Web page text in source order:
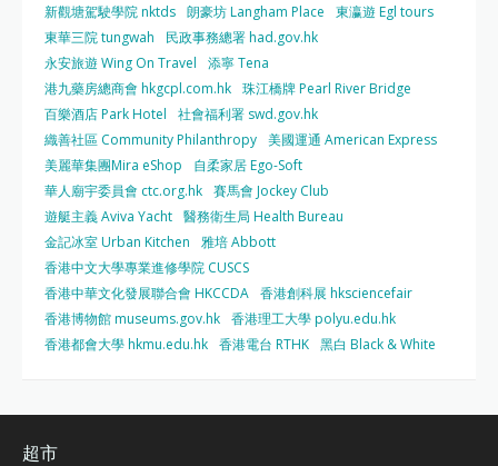
新觀塘駕駛學院 nktds 朗豪坊 Langham Place
東瀛遊 Egl tours
東華三院 tungwah
民政事務總署 had.gov.hk
永安旅遊 Wing On Travel
添寧 Tena
港九藥房總商會 hkgcpl.com.hk 珠江橋牌 Pearl River Bridge
百樂酒店 Park Hotel
社會福利署 swd.gov.hk
織善社區 Community Philanthropy 美國運通 American Express
美麗華集團Mira eShop
自柔家居 Ego-Soft
華人廟宇委員會 ctc.org.hk 賽馬會 Jockey Club
遊艇主義 Aviva Yacht 醫務衛生局 Health Bureau
金記冰室 Urban Kitchen
雅培 Abbott
香港中文大學專業進修學院 CUSCS
香港中華文化發展聯合會 HKCCDA 香港創科展 hksciencefair
香港博物館 museums.gov.hk 香港理工大學 polyu.edu.hk
香港都會大學 hkmu.edu.hk 香港電台 RTHK 黑白 Black & White
超市